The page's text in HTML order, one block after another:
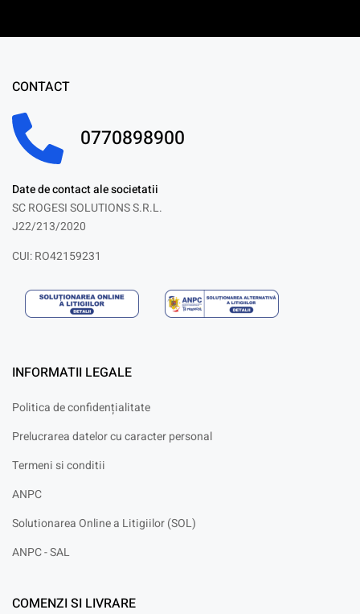
CONTACT
0770898900
Date de contact ale societatii
SC ROGESI SOLUTIONS S.R.L.
J22/213/2020
CUI: RO42159231
INFORMATII LEGALE
Politica de confidențialitate
Prelucrarea datelor cu caracter personal
Termeni si conditii
ANPC
Solutionarea Online a Litigiilor (SOL)
ANPC - SAL
COMENZI SI LIVRARE